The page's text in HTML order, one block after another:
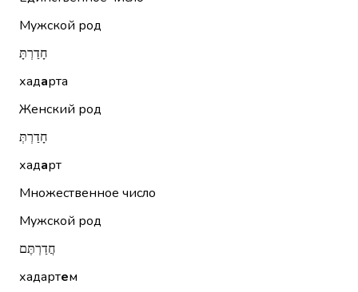
Мужской род
חָדַרְתָּ
хадарта
Женский род
חָדַרְתְּ
хадарт
Множественное число
Мужской род
חֲדַרְתֶּם
хадартем